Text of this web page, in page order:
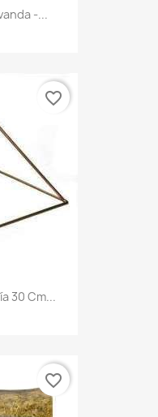
-...
30 Cm...
favorite_border
favorite_border